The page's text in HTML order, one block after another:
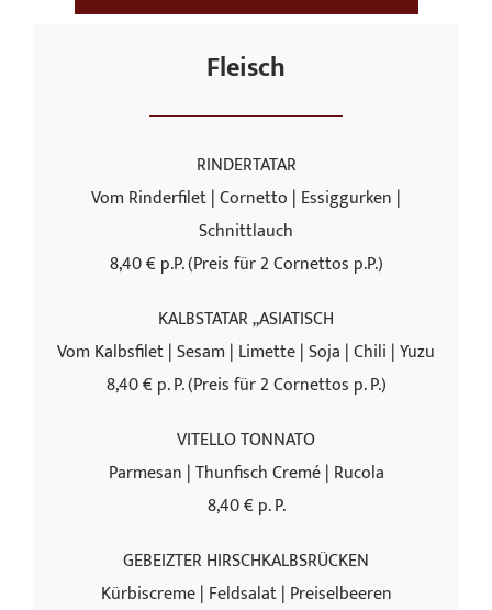
Fleisch
RINDERTATAR
Vom Rinderfilet | Cornetto | Essiggurken |
Schnittlauch
8,40 € p.P. (Preis für 2 Cornettos p.P.)
KALBSTATAR „ASIATISCH
Vom Kalbsfilet | Sesam | Limette | Soja | Chili | Yuzu
8,40 € p. P. (Preis für 2 Cornettos p. P.)
VITELLO TONNATO
Parmesan | Thunfisch Cremé | Rucola
8,40 € p. P.
GEBEIZTER HIRSCHKALBSRÜCKEN
Kürbiscreme | Feldsalat | Preiselbeeren